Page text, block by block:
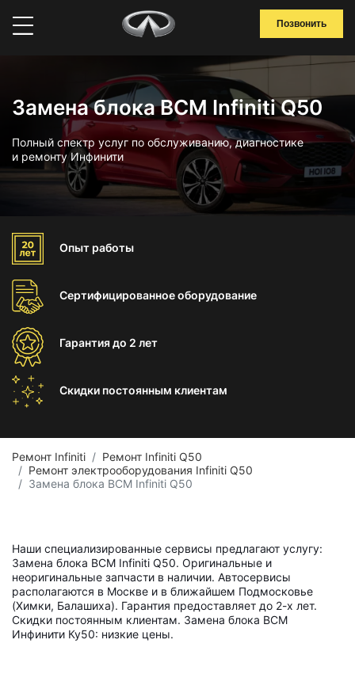
Позвонить
Замена блока BCM Infiniti Q50
Полный спектр услуг по обслуживанию, диагностике
и ремонту Инфинити
Опыт работы
Сертифицированноеоборудование
Гарантиядо 2 лет
Скидки постоянным клиентам
Ремонт Infiniti
Ремонт Infiniti Q50
Ремонт электрооборудования Infiniti Q50
Замена блока BCM Infiniti Q50
Наши специализированные сервисы предлагают услугу:
Замена блока BCM Infiniti Q50. Оригинальные и
неоригинальные запчасти в наличии. Автосервисы
располагаются в Москве и в ближайшем Подмосковье
(Химки, Балашиха). Гарантия предоставляет до 2-х лет.
Скидки постоянным клиентам. Замена блока BCM
Инфинити Ку50: низкие цены.